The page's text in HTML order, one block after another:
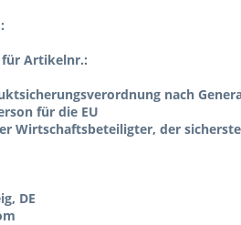
für Artikelnr.:
nach
für die EU
Wirtschaftsbeteiligter, der
DE